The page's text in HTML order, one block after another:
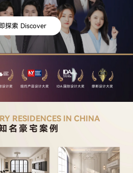
探索 Discover
设计奖 纽约产品设计大奖 IDA 国际设计大奖 缪斯设计大奖
RESIDENCES IN CHINA
名豪宅案例